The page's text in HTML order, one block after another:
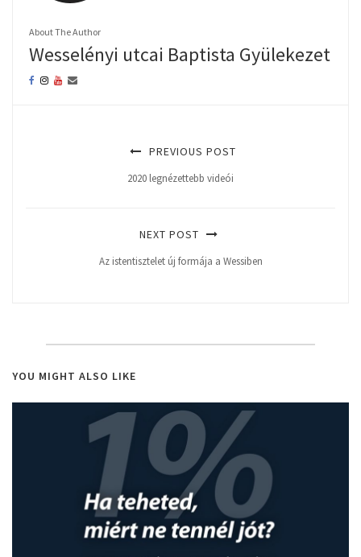
About The Author
Wesselényi utcai Baptista Gyülekezet
PREVIOUS POST
2020 legnézettebb videói
NEXT POST
Az istentisztelet új formája a Wessiben
YOU MIGHT ALSO LIKE